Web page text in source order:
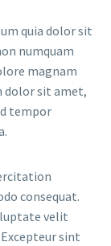
quia dolor sit
numquam
magnam
dolor sit amet,
tempor
consequat.
velit
sint